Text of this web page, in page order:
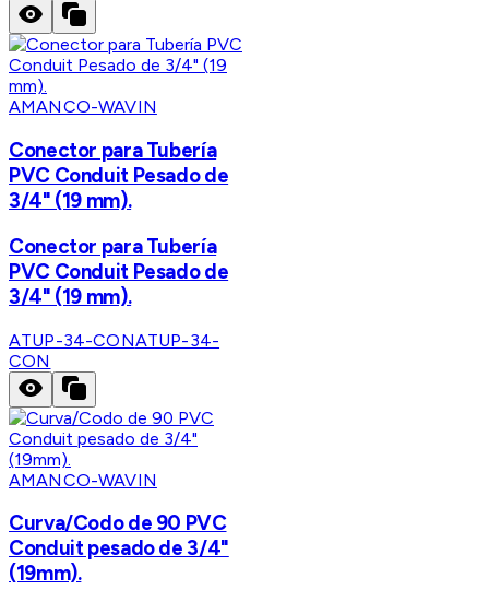
AMANCO-WAVIN
Conector para Tubería
PVC Conduit Pesado de
3/4" (19 mm).
Conector para Tubería
PVC Conduit Pesado de
3/4" (19 mm).
ATUP-34-CONATUP-34-
CON
AMANCO-WAVIN
Curva/Codo de 90 PVC
Conduit pesado de 3/4"
(19mm).